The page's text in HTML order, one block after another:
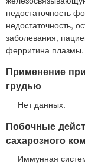
недостаточность
недостаточность,
заболевания,
ферритина плазмы.
Применение
грудью
Нет данных.
Побочные
сахарозного
Иммунная